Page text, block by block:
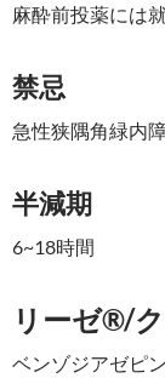
麻酔前投薬には
禁忌
急性狭隅角緑内
半減期
6~18時間
リーゼ®/
ベンゾジアゼピ